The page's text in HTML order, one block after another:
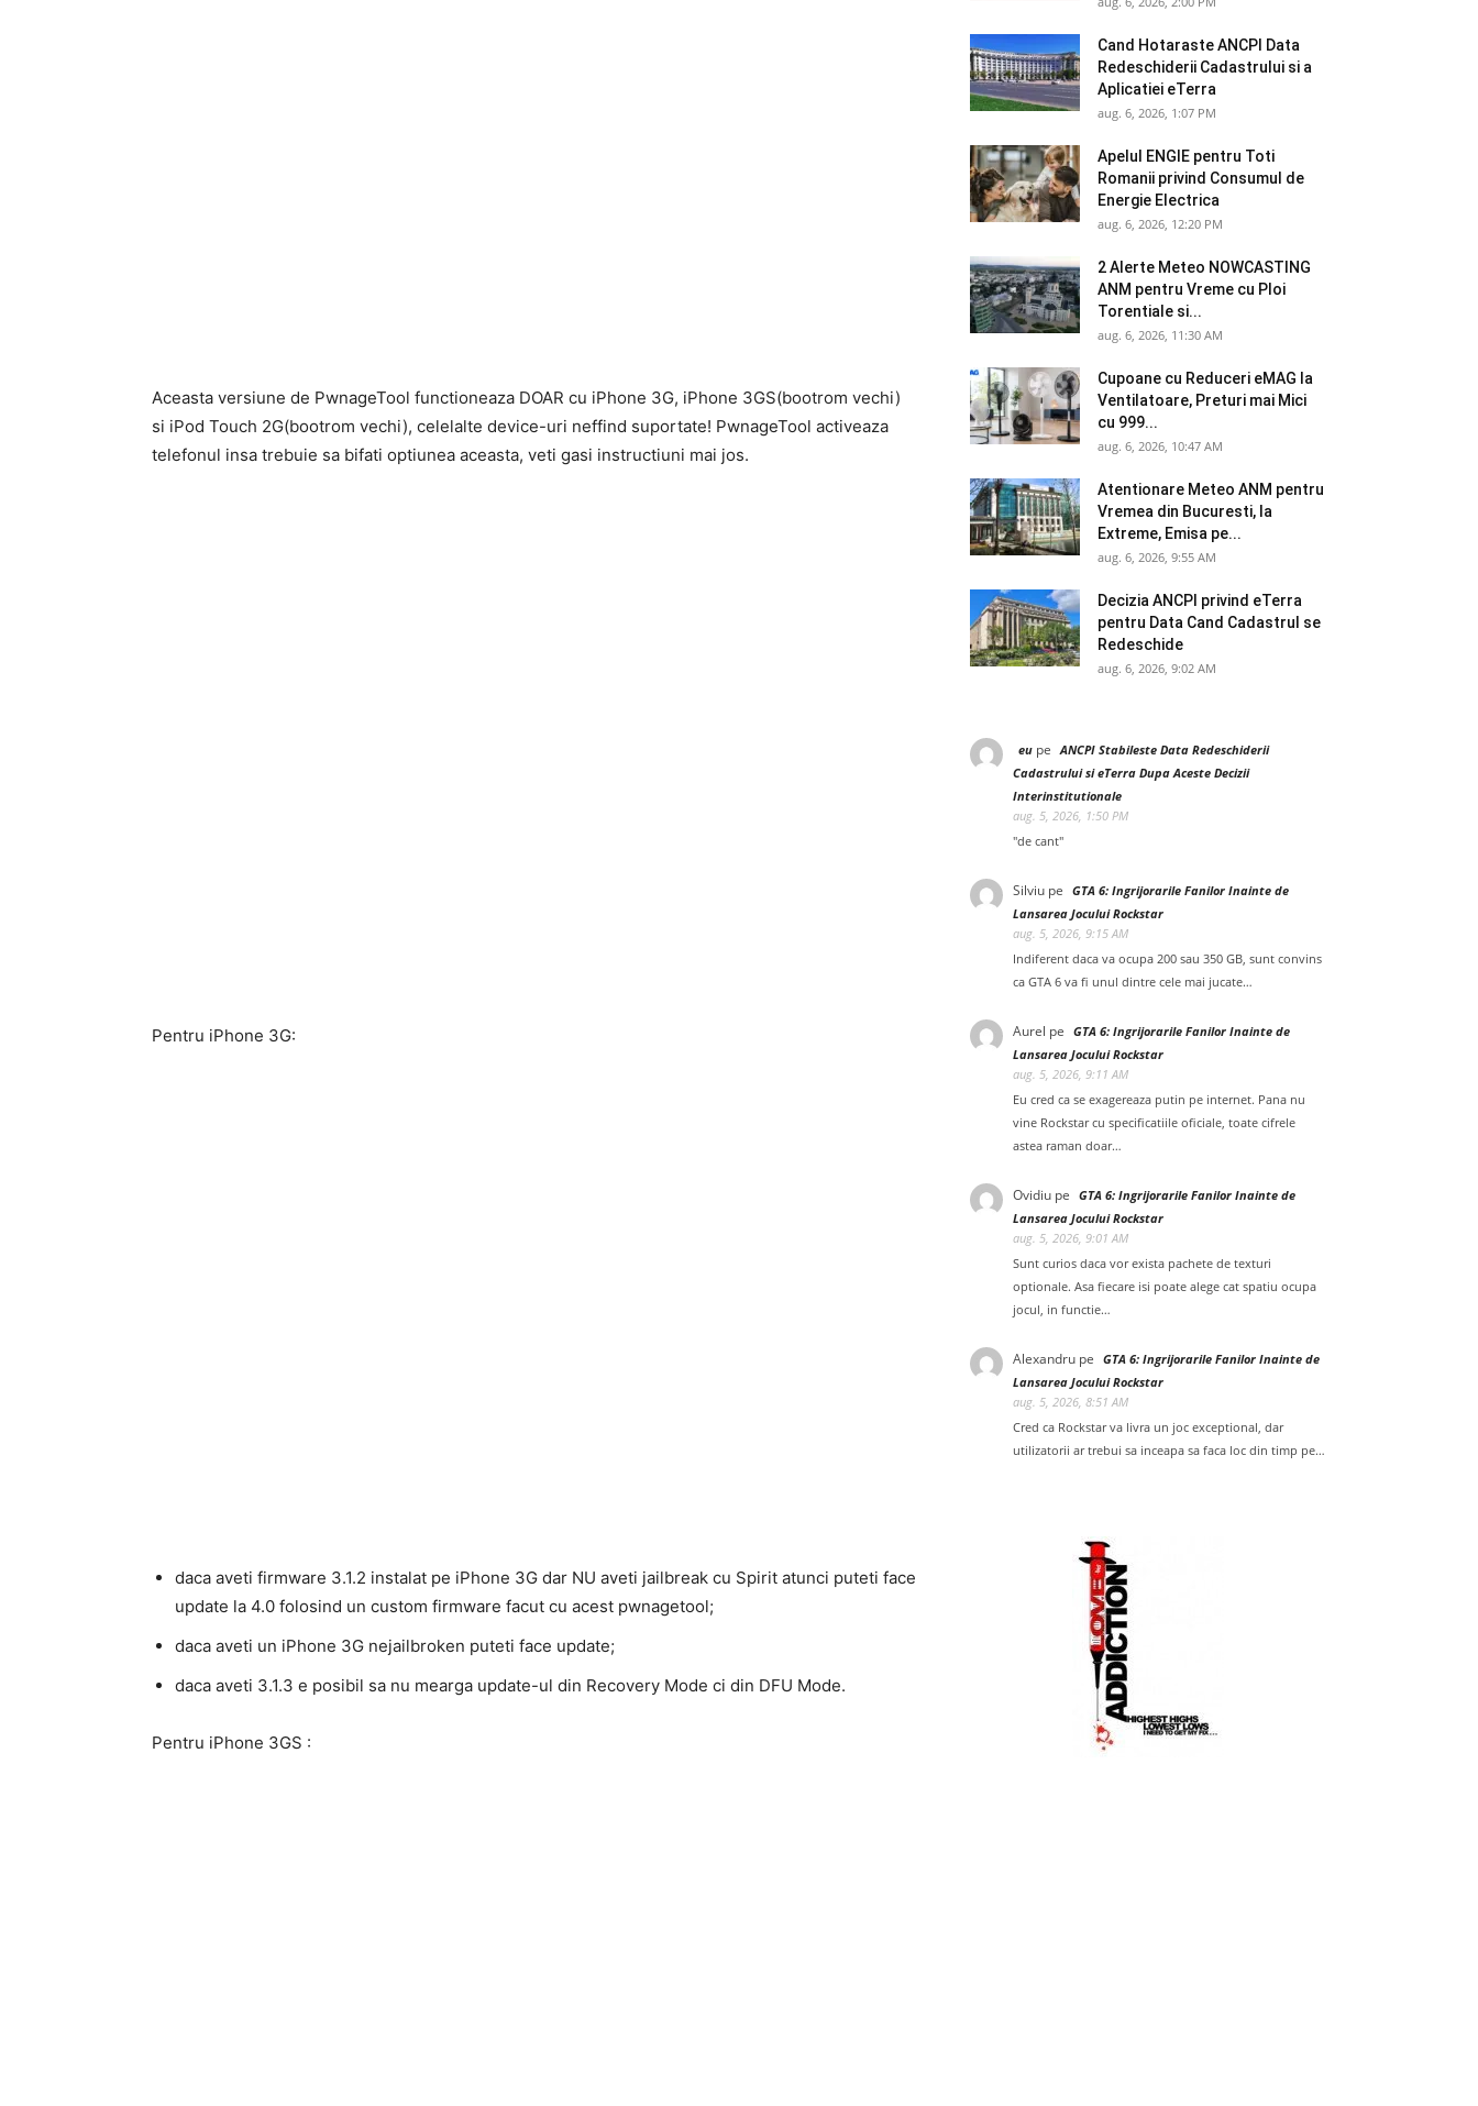
Aceasta versiune de PwnageTool functioneaza DOAR cu iPhone 3G, iPhone 3GS(bootrom vechi)
si iPod Touch 2G(bootrom vechi), celelalte device-uri neffind suportate! PwnageTool activeaza
telefonul insa trebuie sa bifati optiunea aceasta, veti gasi instructiuni mai jos.
Pentru iPhone 3G:
daca aveti firmware 3.1.2 instalat pe iPhone 3G dar NU aveti jailbreak cu Spirit atunci puteti face
update la 4.0 folosind un custom firmware facut cu acest pwnagetool;
daca aveti un iPhone 3G nejailbroken puteti face update;
daca aveti 3.1.3 e posibil sa nu mearga update-ul din Recovery Mode ci din DFU Mode.
Pentru iPhone 3GS :
Cand Hotaraste ANCPI Data
Redeschiderii Cadastrului si a
Aplicatiei eTerra
aug. 6, 2026, 1:07 PM
Apelul ENGIE pentru Toti
Romanii privind Consumul de
Energie Electrica
aug. 6, 2026, 12:20 PM
2 Alerte Meteo NOWCASTING
ANM pentru Vreme cu Ploi
Torentiale si...
aug. 6, 2026, 11:30 AM
Cupoane cu Reduceri eMAG la
Ventilatoare, Preturi mai Mici
cu 999...
aug. 6, 2026, 10:47 AM
Atentionare Meteo ANM pentru
Vremea din Bucuresti, la
Extreme, Emisa pe...
aug. 6, 2026, 9:55 AM
Decizia ANCPI privind eTerra
pentru Data Cand Cadastrul se
Redeschide
aug. 6, 2026, 9:02 AM
eu pe ANCPI Stabileste Data Redeschiderii
Cadastrului si eTerra Dupa Aceste Decizii
Interinstitutionale
aug. 5, 2026, 1:50 PM
"de cant"
Silviu pe GTA 6: Ingrijorarile Fanilor Inainte de
Lansarea Jocului Rockstar
aug. 5, 2026, 9:15 AM
Indiferent daca va ocupa 200 sau 350 GB, sunt convins
ca GTA 6 va fi unul dintre cele mai jucate…
Aurel pe GTA 6: Ingrijorarile Fanilor Inainte de
Lansarea Jocului Rockstar
aug. 5, 2026, 9:11 AM
Eu cred ca se exagereaza putin pe internet. Pana nu
vine Rockstar cu specificatiile oficiale, toate cifrele
astea raman doar…
Ovidiu pe GTA 6: Ingrijorarile Fanilor Inainte de
Lansarea Jocului Rockstar
aug. 5, 2026, 9:01 AM
Sunt curios daca vor exista pachete de texturi
optionale. Asa fiecare isi poate alege cat spatiu ocupa
jocul, in functie…
Alexandru pe GTA 6: Ingrijorarile Fanilor Inainte de
Lansarea Jocului Rockstar
aug. 5, 2026, 8:51 AM
Cred ca Rockstar va livra un joc exceptional, dar
utilizatorii ar trebui sa inceapa sa faca loc din timp pe…